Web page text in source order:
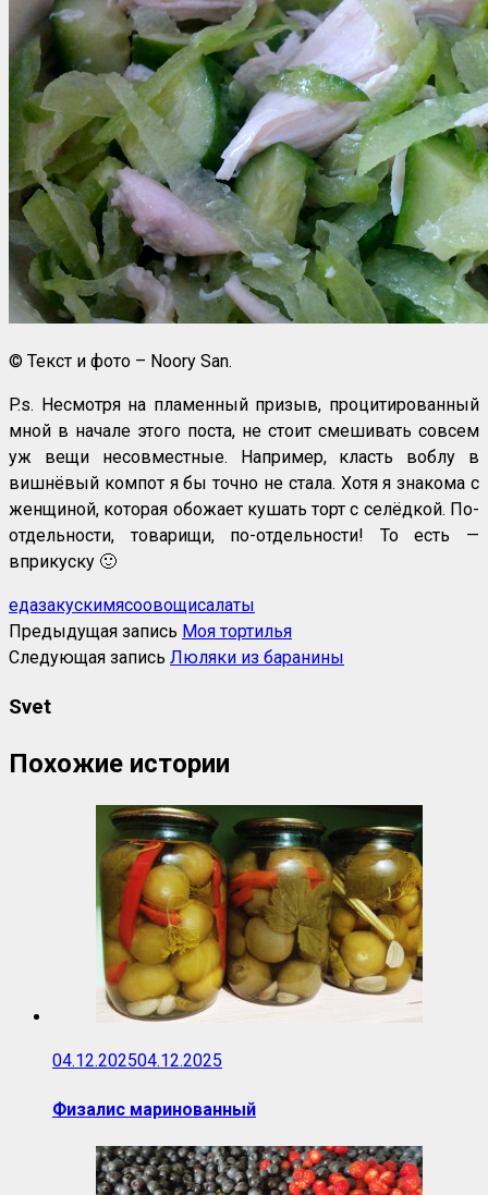
© Текст и фото – Noory San.
P.s. Несмотря на пламенный призыв, процитированный
мной в начале этого поста, не стоит смешивать совсем
уж вещи несовместные. Например, класть воблу в
вишнёвый компот я бы точно не стала. Хотя я знакома с
женщиной, которая обожает кушать торт с селёдкой. По-
отдельности, товарищи, по-отдельности! То есть —
вприкуску 🙂
едазакускимясоовощисалаты
Предыдущая запись Моя тортилья
Следующая запись Люляки из баранины
Svet
Похожие истории
04.12.202504.12.2025
Физалис маринованный